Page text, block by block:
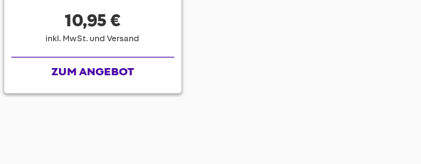
10,95 €
inkl. MwSt. und Versand
ZUM ANGEBOT